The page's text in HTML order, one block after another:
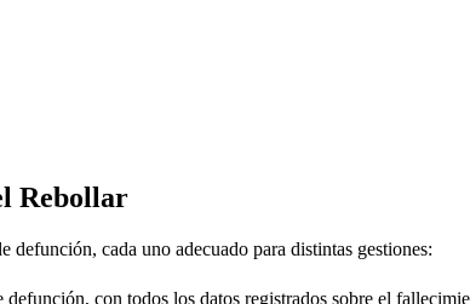
Rebollar
defunción, cada uno adecuado para distintas gestiones:
con todos los datos registrados sobre el